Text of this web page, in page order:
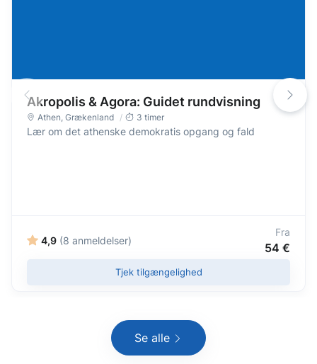
Akropolis & Agora: Guidet rundvisning
Athen Grækenland 3 timer
Lær om det athenske demokratis opgang og fald
4,9 (8 anmeldelser)
Fra
54 €
Tjek tilgængelighed
Se alle